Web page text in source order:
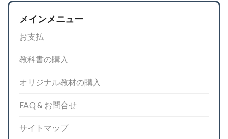
メインメニュー
お支払
教科書の購入
オリジナル教材の購入
FAQ & お問合せ
サイトマップ